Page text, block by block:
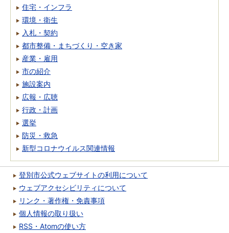
住宅・インフラ
環境・衛生
入札・契約
都市整備・まちづくり・空き家
産業・雇用
市の紹介
施設案内
広報・広聴
行政・計画
選挙
防災・救急
新型コロナウイルス関連情報
登別市公式ウェブサイトの利用について
ウェブアクセシビリティについて
リンク・著作権・免責事項
個人情報の取り扱い
RSS・Atomの使い方